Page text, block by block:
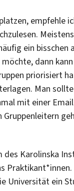
empfehle
ein bisschen
dann
priorisiert
Man
mit einer
Gruppenleitern
des Karolinska
Universität ein